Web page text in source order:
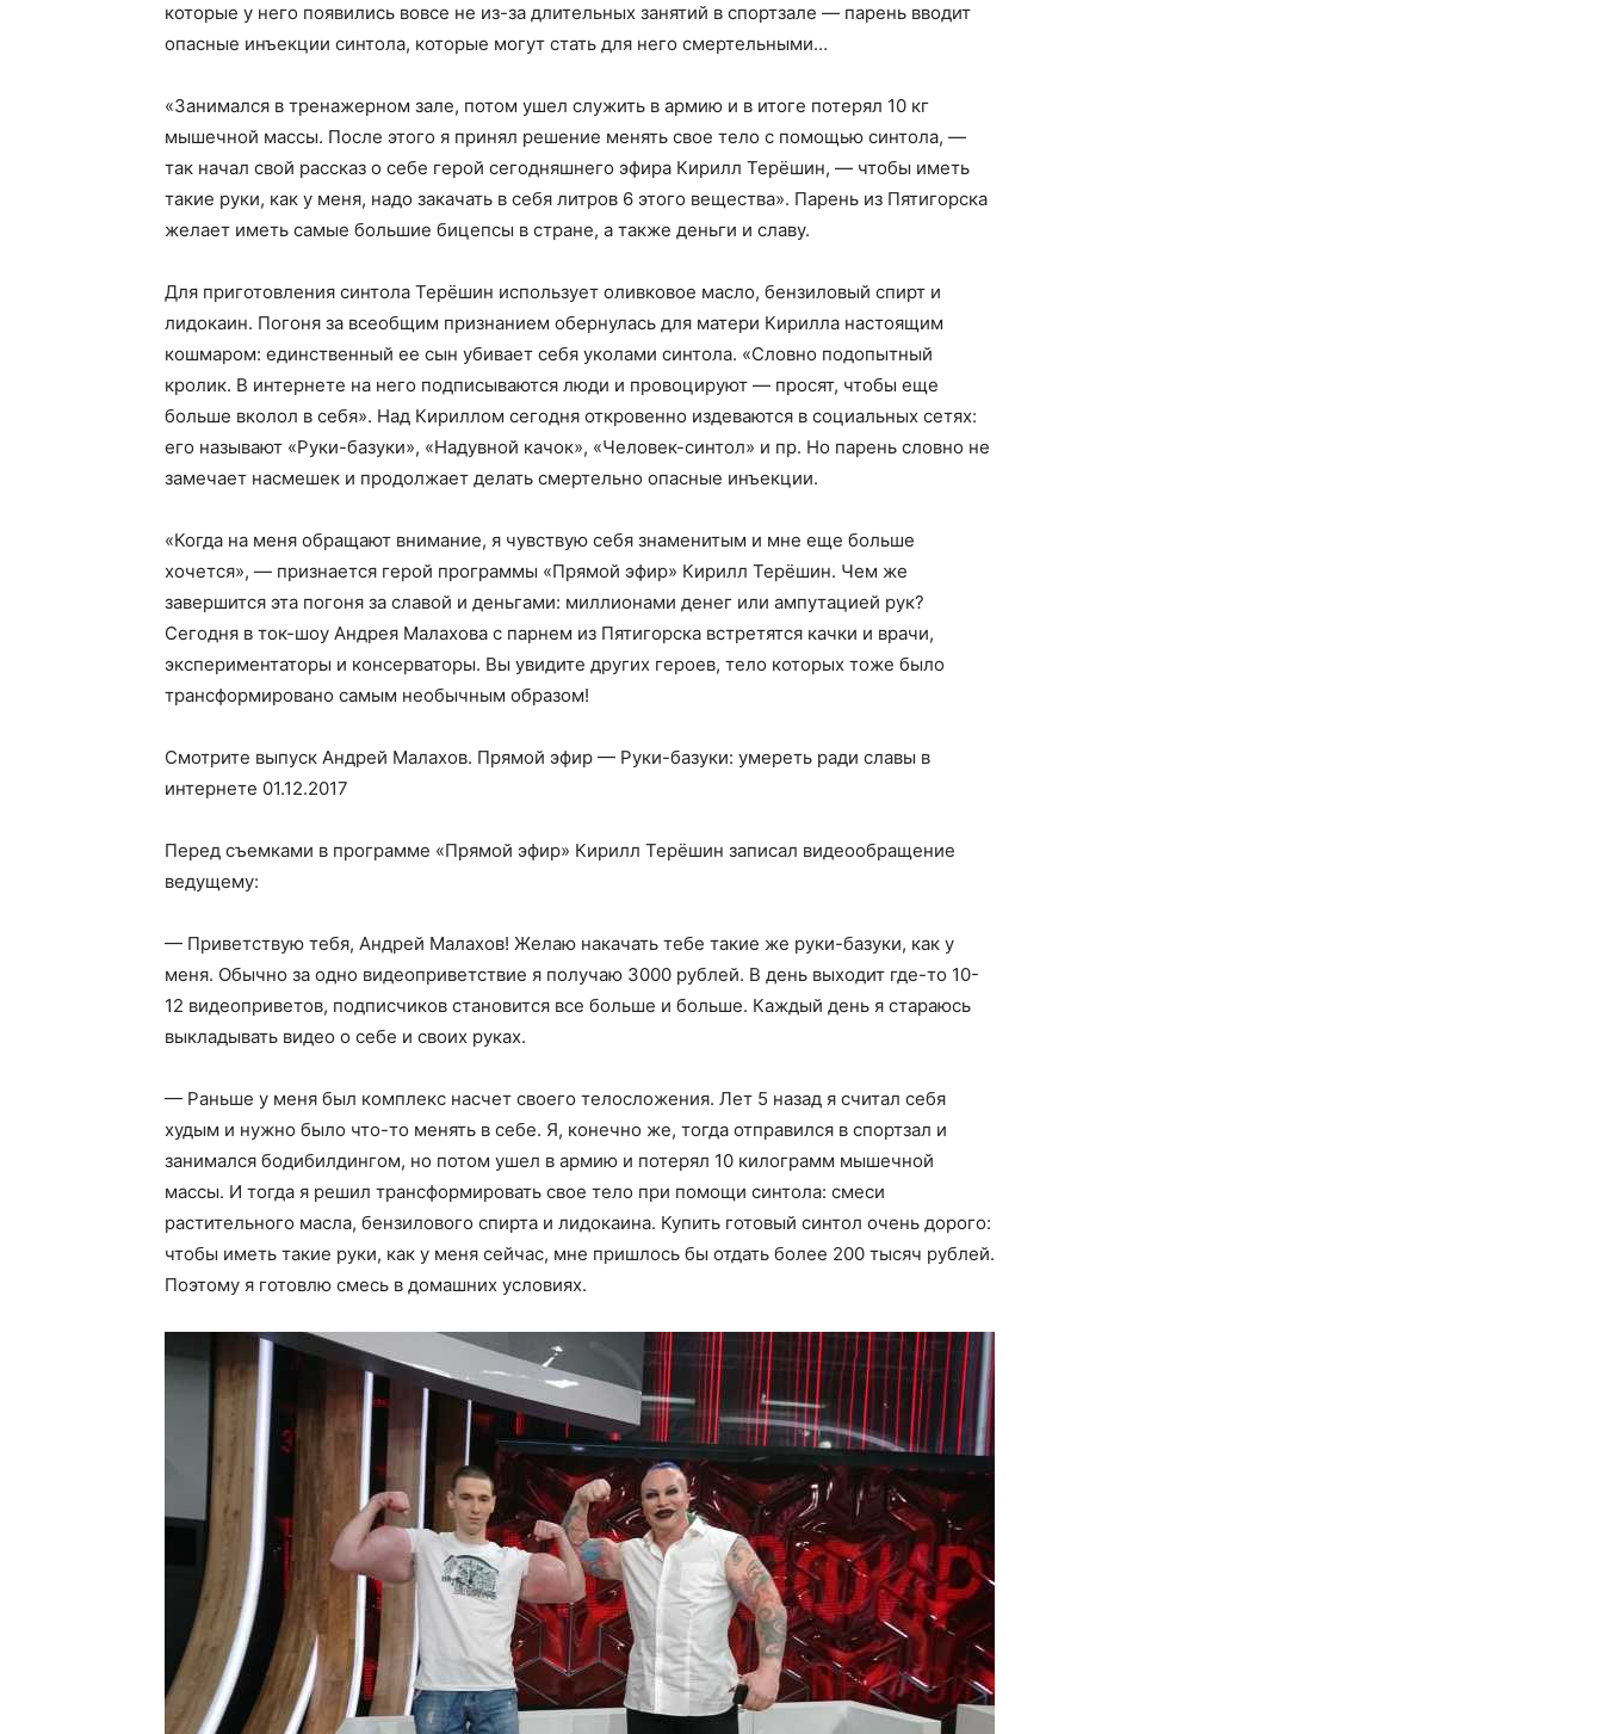
которые у него появились вовсе не из-за длительных занятий в спортзале — парень вводит
опасные инъекции синтола, которые могут стать для него смертельными…
«Занимался в тренажерном зале, потом ушел служить в армию и в итоге потерял 10 кг
мышечной массы. После этого я принял решение менять свое тело с помощью синтола, —
так начал свой рассказ о себе герой сегодняшнего эфира Кирилл Терёшин, — чтобы иметь
такие руки, как у меня, надо закачать в себя литров 6 этого вещества». Парень из Пятигорска
желает иметь самые большие бицепсы в стране, а также деньги и славу.
Для приготовления синтола Терёшин использует оливковое масло, бензиловый спирт и
лидокаин. Погоня за всеобщим признанием обернулась для матери Кирилла настоящим
кошмаром: единственный ее сын убивает себя уколами синтола. «Словно подопытный
кролик. В интернете на него подписываются люди и провоцируют — просят, чтобы еще
больше вколол в себя». Над Кириллом сегодня откровенно издеваются в социальных сетях:
его называют «Руки-базуки», «Надувной качок», «Человек-синтол» и пр. Но парень словно не
замечает насмешек и продолжает делать смертельно опасные инъекции.
«Когда на меня обращают внимание, я чувствую себя знаменитым и мне еще больше
хочется», — признается герой программы «Прямой эфир» Кирилл Терёшин. Чем же
завершится эта погоня за славой и деньгами: миллионами денег или ампутацией рук?
Сегодня в ток-шоу Андрея Малахова с парнем из Пятигорска встретятся качки и врачи,
экспериментаторы и консерваторы. Вы увидите других героев, тело которых тоже было
трансформировано самым необычным образом!
Смотрите выпуск Андрей Малахов. Прямой эфир — Руки-базуки: умереть ради славы в
интернете 01.12.2017
Перед съемками в программе «Прямой эфир» Кирилл Терёшин записал видеообращение
ведущему:
— Приветствую тебя, Андрей Малахов! Желаю накачать тебе такие же руки-базуки, как у
меня. Обычно за одно видеоприветствие я получаю 3000 рублей. В день выходит где-то 10-
12 видеоприветов, подписчиков становится все больше и больше. Каждый день я стараюсь
выкладывать видео о себе и своих руках.
— Раньше у меня был комплекс насчет своего телосложения. Лет 5 назад я считал себя
худым и нужно было что-то менять в себе. Я, конечно же, тогда отправился в спортзал и
занимался бодибилдингом, но потом ушел в армию и потерял 10 килограмм мышечной
массы. И тогда я решил трансформировать свое тело при помощи синтола: смеси
растительного масла, бензилового спирта и лидокаина. Купить готовый синтол очень дорого:
чтобы иметь такие руки, как у меня сейчас, мне пришлось бы отдать более 200 тысяч рублей.
Поэтому я готовлю смесь в домашних условиях.